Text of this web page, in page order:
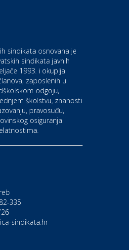
Vrbovec
sindikata osnovana je
sindikata javnih
1993. i okuplja
zaposlenih u
odgoju,
školstvu, znanosti
pravosuđu,
osiguranja i
335
sindikata.hr